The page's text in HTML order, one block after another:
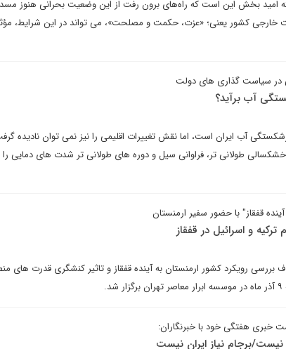
امید بخش این است که راه‌های برون رفت از این وضعیت بحرانی هنوز
کشور یعنی؛ «عزت، حکمت و مصلحت»، می تواند در این شرایط،
در سیاست گذاری های دولت
آب برآید؟
آب ایران است، اما نقش تغییرات اقلیمی را نیز نمی توان نادیده
خشکسالی طولانی تر، فراوانی سیل و دوره های طولانی تر شدت های دمایی
قفقاز" با حضور سفیر ارمنستان
و اسرائیل در قفقاز
بررسی رویکرد کشور ارمنستان به آینده قفقاز و تاثیر کنشگری قدرت های
خبری هفتگی خود با خبرنگاران:
نیست/برجام نیاز ایران نیست